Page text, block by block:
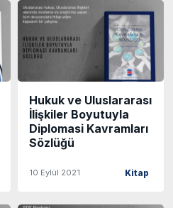
Hukuk ve Uluslararası
İlişkiler Boyutuyla
Diplomasi Kavramları
Sözlüğü
10 Eylül 2021 Kitap